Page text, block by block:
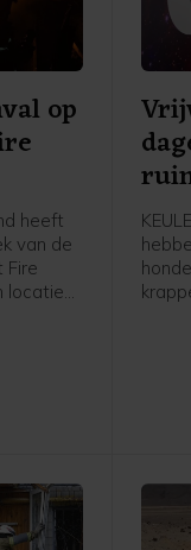
op
heeft
van de
Fire
locatie